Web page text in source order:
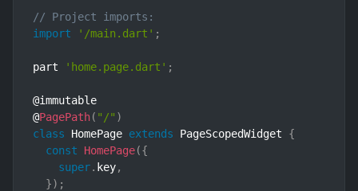
// Project imports:
import
'/main.dart' ;
part 'home.page.dart' ;
@immutable
@PagePath( "/" )
class
HomePage extends PageScopedWidget
{
const
HomePage({
super. key,
}) ;